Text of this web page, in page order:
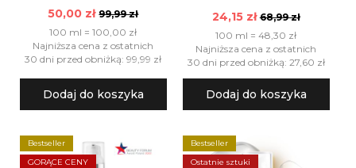
50,00 zł 99,99 zł
100 ml = 100,00 zł
Najniższa cena z ostatnich
30 dni przed obniżką: 99,99 zł
Dodaj do koszyka
24,15 zł 68,99 zł
100 ml = 48,30 zł
Najniższa cena z ostatnich
30 dni przed obniżką: 27,60 zł
Dodaj do koszyka
Bestseller
GORĄCE CENY
Bestseller
Ostatnie sztuki